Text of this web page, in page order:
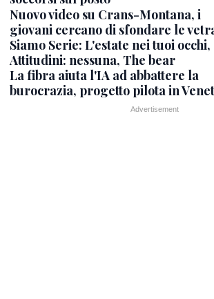
Nuovo video su Crans-Montana, i
giovani cercano di sfondare le
Siamo Serie: L'estate nei tuoi occhi,
Attitudini: nessuna, The bear
La fibra aiuta l'IA ad abbattere la
burocrazia, progetto pilota in